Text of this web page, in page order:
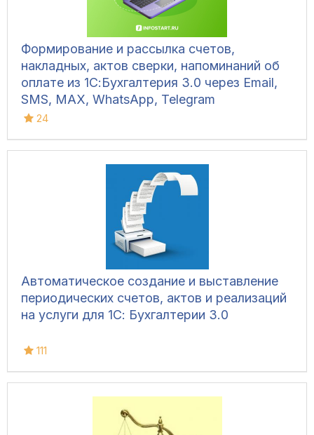
Формирование и рассылка счетов,
накладных, актов сверки, напоминаний об
оплате из 1С:Бухгалтерия 3.0 через Email,
SMS, MAX, WhatsApp, Telegram
24
Автоматическое создание и выставление
периодических счетов, актов и реализаций
на услуги для 1С: Бухгалтерии 3.0
111